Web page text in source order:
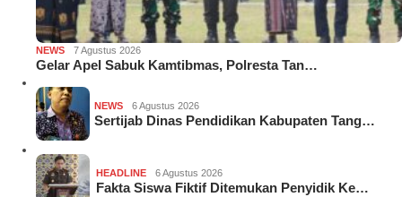
NEWS 7 Agustus 2026
Gelar Apel Sabuk Kamtibmas, Polresta Tan…
NEWS 6 Agustus 2026
Sertijab Dinas Pendidikan Kabupaten Tang…
HEADLINE 6 Agustus 2026
Fakta Siswa Fiktif Ditemukan Penyidik Ke…